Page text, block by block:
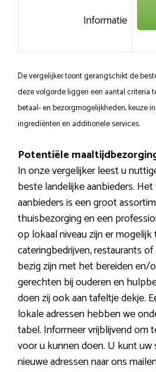
Informatie
De vergelijker toont gerangschikt de
deze volgorde liggen een aantal criteria
betaal- en bezorgmogelijkheden, keuze
ingrediënten en additionele services.
Potentiële
In onze vergelijker leest u
beste landelijke aanbieders.
aanbieders is een groot
thuisbezorging en een
op lokaal niveau zijn er mogelijk
cateringbedrijven, restaurants
bezig zijn met het bereiden en/
gerechten bij ouderen en
doen zij ook aan tafeltje dekje.
lokale adressen hebben we
tabel. Informeer vrijblijvend om
voor u kunnen doen. U kunt uw
nieuwe adressen naar ons